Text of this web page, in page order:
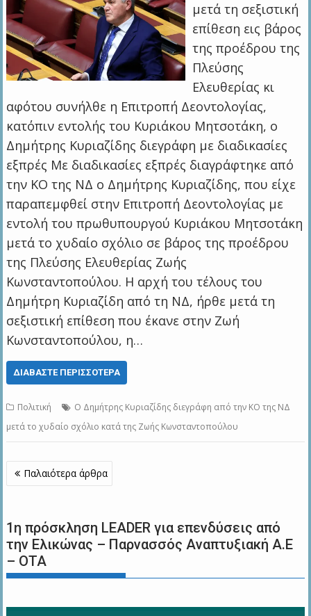
μετά τη σεξιστική
επίθεση εις βάρος
της προέδρου της
Πλεύσης
Ελευθερίας κι
αφότου συνήλθε η Επιτροπή Δεοντολογίας,
κατόπιν εντολής του Κυριάκου Μητσοτάκη, ο
Δημήτρης Κυριαζίδης διεγράφη με διαδικασίες
εξπρές Με διαδικασίες εξπρές διαγράφτηκε από
την ΚΟ της ΝΔ ο Δημήτρης Κυριαζίδης, που είχε
παραπεμφθεί στην Επιτροπή Δεοντολογίας με
εντολή του πρωθυπουργού Κυριάκου Μητσοτάκη
μετά το χυδαίο σχόλιο σε βάρος της προέδρου
της Πλεύσης Ελευθερίας Ζωής
Κωνσταντοπούλου. Η αρχή του τέλους του
Δημήτρη Κυριαζίδη από τη ΝΔ, ήρθε μετά τη
σεξιστική επίθεση που έκανε στην Ζωή
Κωνσταντοπούλου, η…
ΔΙΑΒΆΣΤΕ ΠΕΡΙΣΣΌΤΕΡΑ
Πολιτική
Ο Δημήτρης Κυριαζίδης διεγράφη από την ΚΟ της ΝΔ
μετά το χυδαίο σχόλιο κατά της Ζωής Κωνσταντοπούλου
Πλοήγηση
άρθρων
Παλαιότερα άρθρα
1η πρόσκληση LEADER για επενδύσεις από
την Ελικώνας – Παρνασσός Αναπτυξιακή Α.Ε
– ΟΤΑ